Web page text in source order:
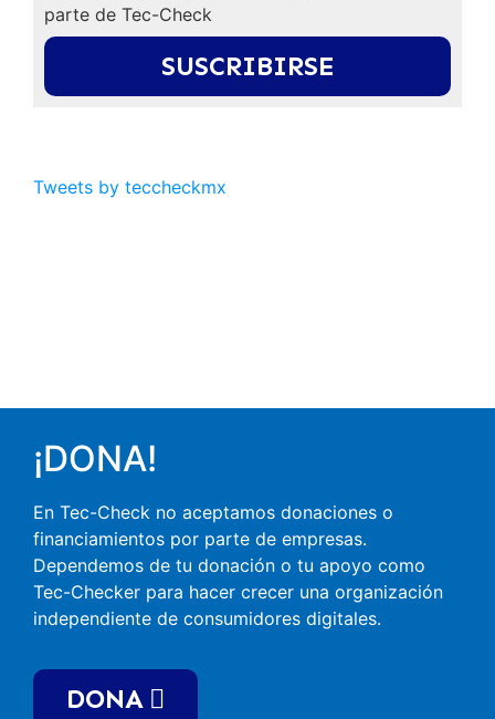
parte de Tec-Check
SUSCRIBIRSE
Tweets by teccheckmx
¡DONA!​
En Tec-Check no aceptamos donaciones o
financiamientos por parte de empresas.
Dependemos de tu donación o tu apoyo como
Tec-Checker para hacer crecer una organización
independiente de consumidores digitales.​
DONA